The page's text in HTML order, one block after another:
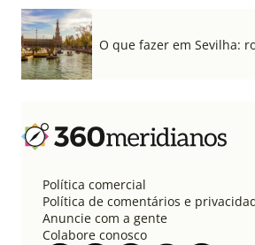
O que fazer em Sevilha:
Política comercial
Política de comentários e
Anuncie com a gente
Colabore conosco